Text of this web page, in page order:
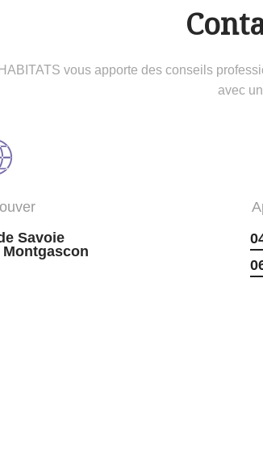
vous apporte des conseils
avec
Savoie
Montgascon